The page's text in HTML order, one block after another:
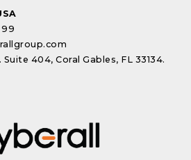
99
Suite 404, Coral Gables, FL 33134.